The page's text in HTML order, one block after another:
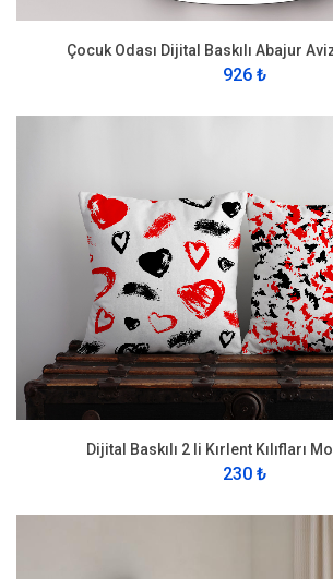
Çocuk Odası Dijital Baskılı Abajur
926 ₺
Dijital Baskılı 2 li Kırlent Kılıfları
230 ₺